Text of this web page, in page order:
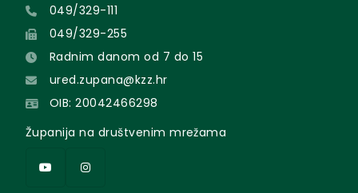
049/329-111
049/329-255
Radnim danom od 7 do 15
ured.zupana@kzz.hr
OIB: 20042466298
Županija na društvenim mrežama